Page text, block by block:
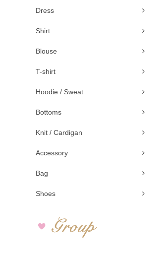
Dress
Shirt
Blouse
T-shirt
Hoodie / Sweat
Bottoms
Knit / Cardigan
Accessory
Bag
Shoes